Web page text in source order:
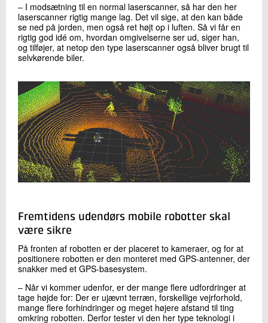
‒ I modsætning til en normal laserscanner, så har den her
laserscanner rigtig mange lag. Det vil sige, at den kan både
se ned på jorden, men også ret højt op i luften. Så vi får en
rigtig god idé om, hvordan omgivelserne ser ud, siger han,
og tilføjer, at netop den type laserscanner også bliver brugt til
selvkørende biler.
Fremtidens udendørs mobile robotter skal
være sikre
På fronten af robotten er der placeret to kameraer, og for at
positionere robotten er den monteret med GPS-antenner, der
snakker med et GPS-basesystem.
‒ Når vi kommer udenfor, er der mange flere udfordringer at
tage højde for: Der er ujævnt terræn, forskellige vejrforhold,
mange flere forhindringer og meget højere afstand til ting
omkring robotten. Derfor tester vi den her type teknologi i